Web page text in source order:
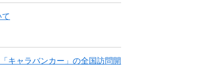
キャラバンカー」の全国訪問開